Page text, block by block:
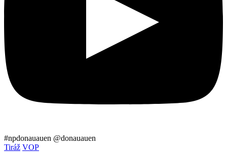
#npdonauauen @donauauen
Tiráž VOP